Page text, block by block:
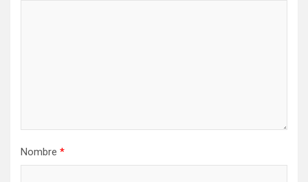
Nombre *